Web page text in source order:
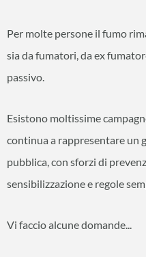
Per molte persone il fumo
sia da fumatori, da ex
passivo.
Esistono moltissime
continua a rappresentare un
pubblica, con sforzi di
sensibilizzazione e regole
Vi faccio alcune domande...